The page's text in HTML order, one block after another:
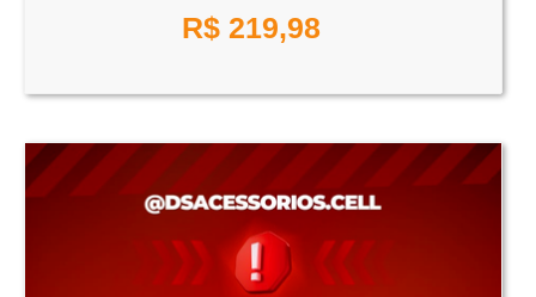
R$ 219,98